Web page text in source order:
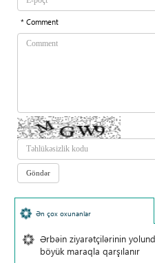
* Comment
Ən çox oxunanlar
Ərbəin ziyarətçilərinin
böyük maraqla qarşılanır